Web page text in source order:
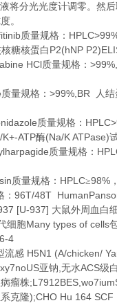
将分光光度计调零。然
。
质量规格：
糖核蛋白 P2(hNP
HCl质量规格：
质量规格： >99%,BR 人结
质量规格：
K+-ATP酶(Na/K ATPase)
质量规格：
质量规格： HPLC≥98%
96T/48T
[U-937] 大鼠外周血白
细胞Many types of cells
4
流感 H5N1 (A/chicken/
亚钠 无水ACS级
瘤株
克隆);CHO Hu 164 SCF